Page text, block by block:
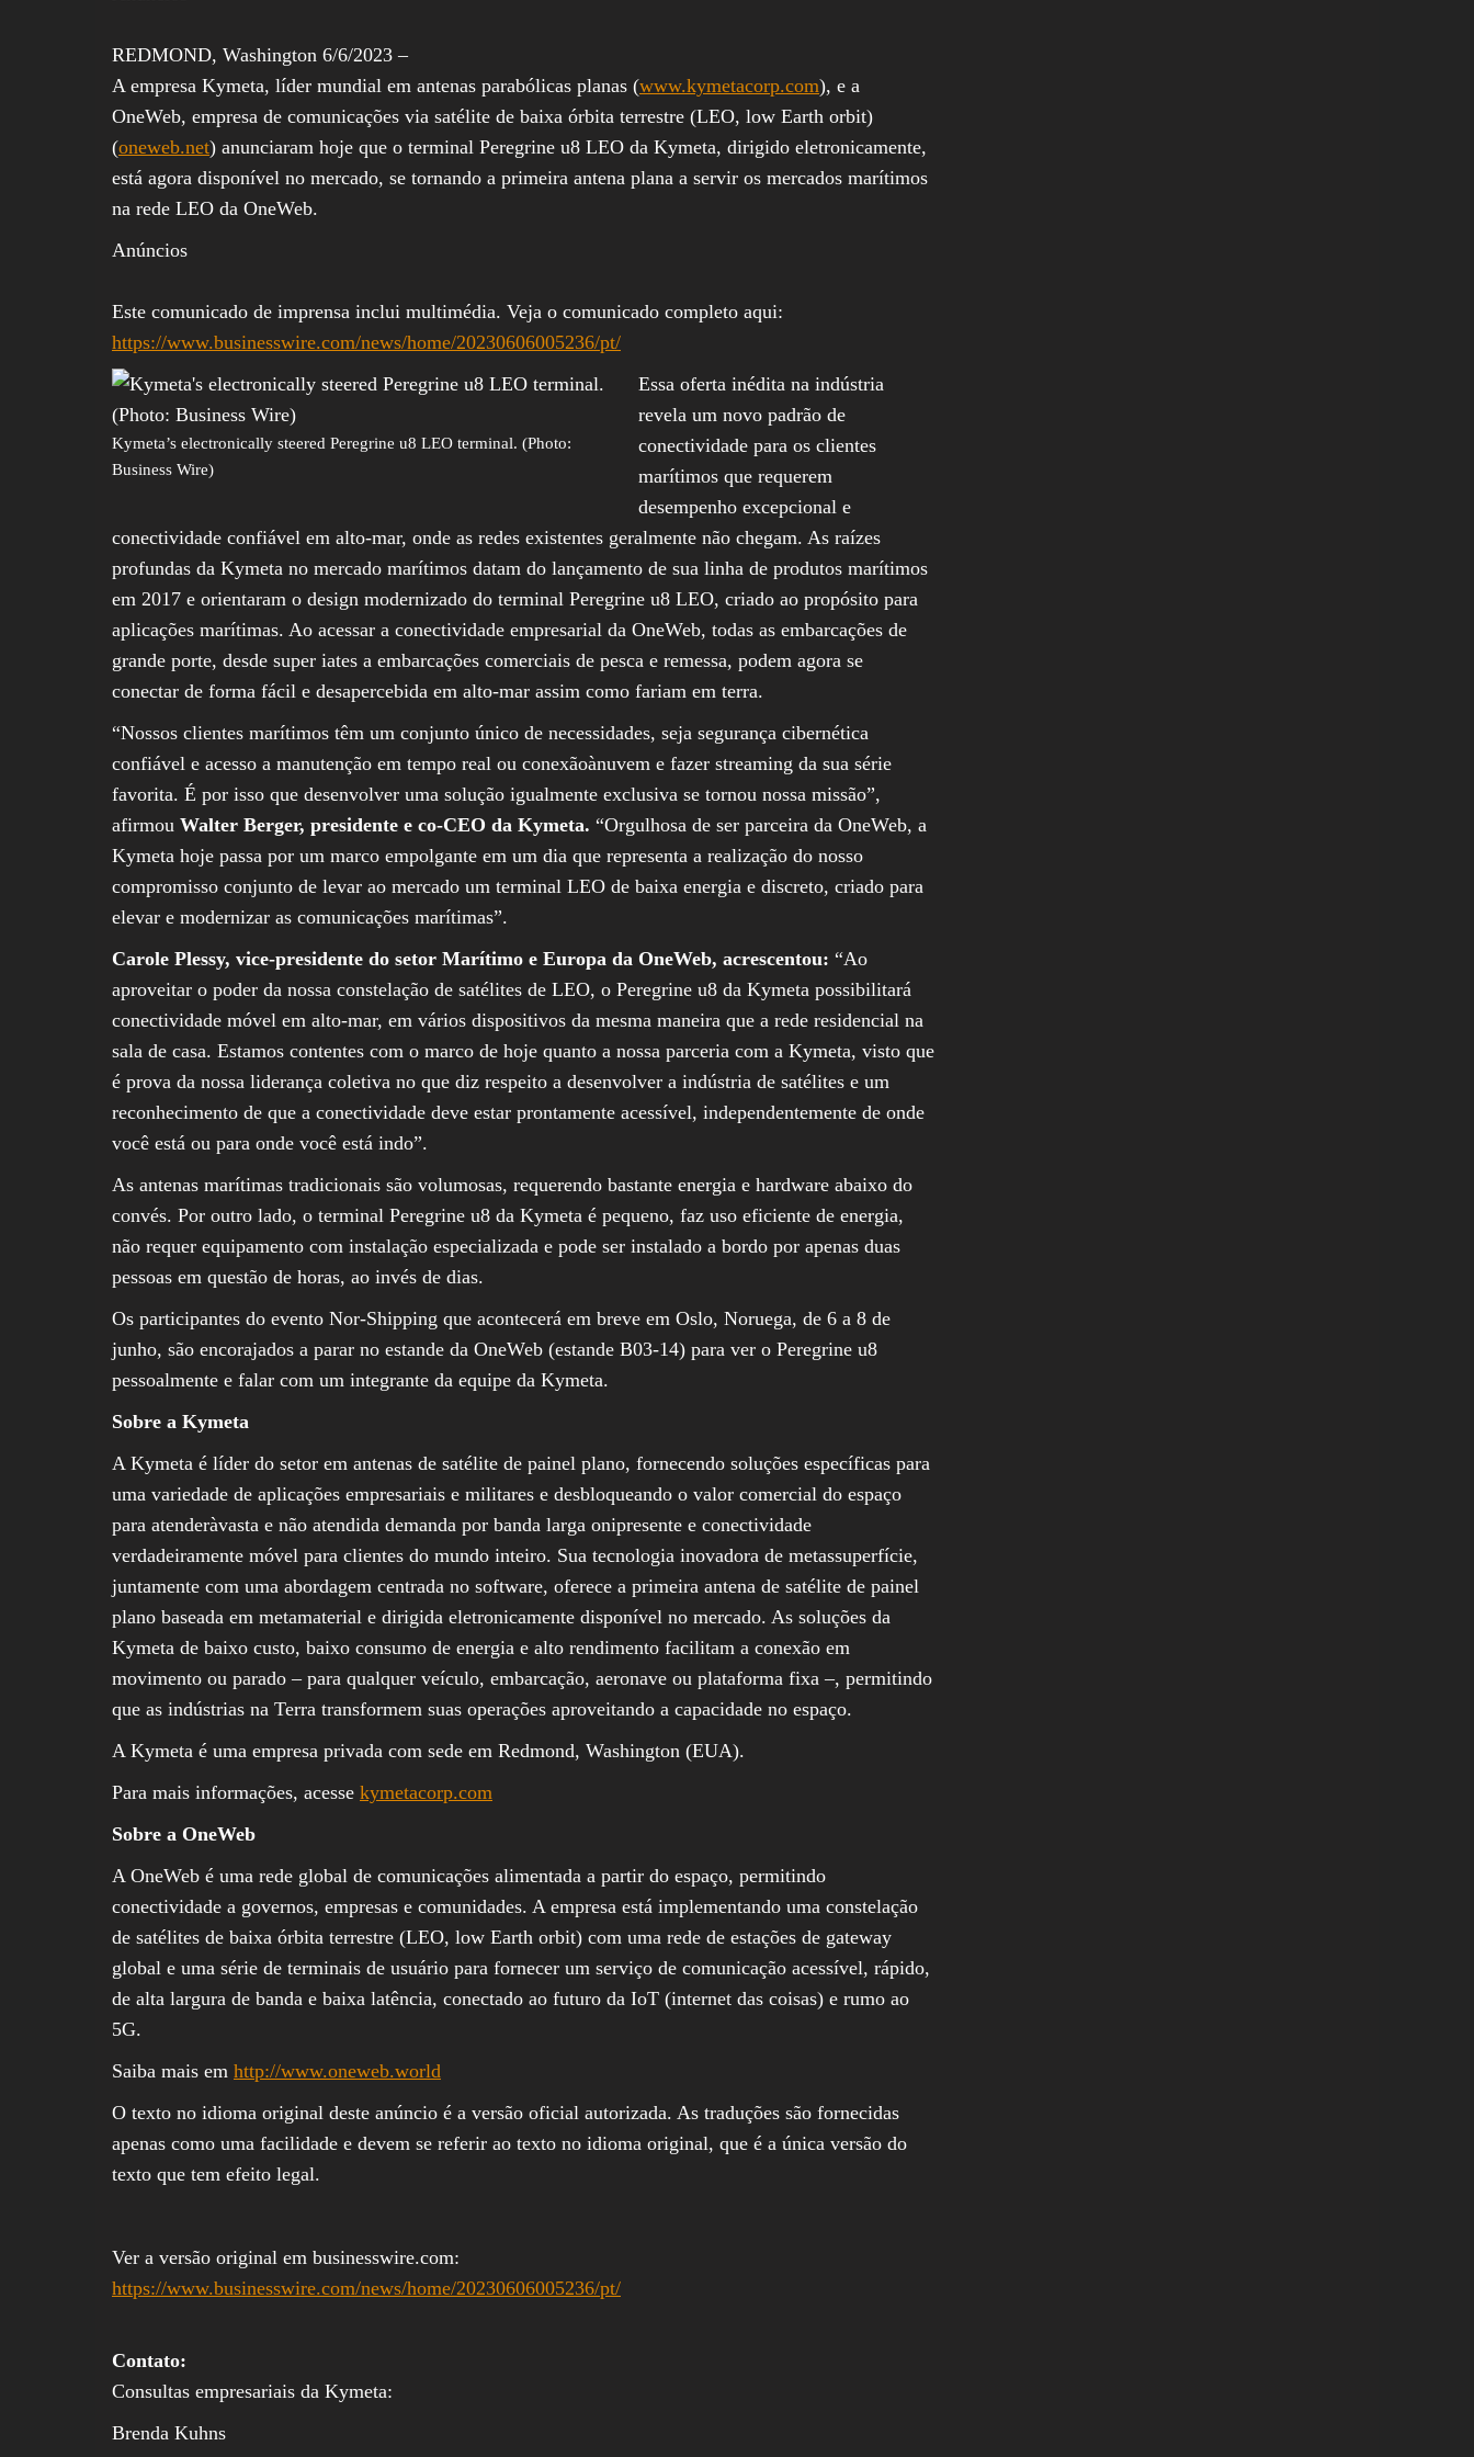
Brasília, Nordeste,
Norte, Centro-
Gastronomia,
Vinhos, Bebidas,
REDMOND, Washington 6/6/2023 –
A empresa Kymeta, líder mundial em antenas parabólicas planas (www.kymetacorp.com), e a
OneWeb, empresa de comunicações via satélite de baixa órbita terrestre (LEO, low Earth orbit)
(oneweb.net) anunciaram hoje que o terminal Peregrine u8 LEO da Kymeta, dirigido eletronicamente,
está agora disponível no mercado, se tornando a primeira antena plana a servir os mercados marítimos
na rede LEO da OneWeb.
Anúncios
Este comunicado de imprensa inclui multimédia. Veja o comunicado completo aqui:
https://www.businesswire.com/news/home/20230606005236/pt/
Kymeta’s electronically steered Peregrine u8 LEO terminal. (Photo:
Business Wire)
Essa oferta inédita na indústria
revela um novo padrão de
conectividade para os clientes
marítimos que requerem
desempenho excepcional e
conectividade confiável em alto-mar, onde as redes existentes geralmente não chegam. As raízes
profundas da Kymeta no mercado marítimos datam do lançamento de sua linha de produtos marítimos
em 2017 e orientaram o design modernizado do terminal Peregrine u8 LEO, criado ao propósito para
aplicações marítimas. Ao acessar a conectividade empresarial da OneWeb, todas as embarcações de
grande porte, desde super iates a embarcações comerciais de pesca e remessa, podem agora se
conectar de forma fácil e desapercebida em alto-mar assim como fariam em terra.
“Nossos clientes marítimos têm um conjunto único de necessidades, seja segurança cibernética
confiável e acesso a manutenção em tempo real ou conexãoànuvem e fazer streaming da sua série
favorita. É por isso que desenvolver uma solução igualmente exclusiva se tornou nossa missão”,
afirmou Walter Berger, presidente e co-CEO da Kymeta. “Orgulhosa de ser parceira da OneWeb, a
Kymeta hoje passa por um marco empolgante em um dia que representa a realização do nosso
compromisso conjunto de levar ao mercado um terminal LEO de baixa energia e discreto, criado para
elevar e modernizar as comunicações marítimas”.
Carole Plessy, vice-presidente do setor Marítimo e Europa da OneWeb, acrescentou: “Ao
aproveitar o poder da nossa constelação de satélites de LEO, o Peregrine u8 da Kymeta possibilitará
conectividade móvel em alto-mar, em vários dispositivos da mesma maneira que a rede residencial na
sala de casa. Estamos contentes com o marco de hoje quanto a nossa parceria com a Kymeta, visto que
é prova da nossa liderança coletiva no que diz respeito a desenvolver a indústria de satélites e um
reconhecimento de que a conectividade deve estar prontamente acessível, independentemente de onde
você está ou para onde você está indo”.
As antenas marítimas tradicionais são volumosas, requerendo bastante energia e hardware abaixo do
convés. Por outro lado, o terminal Peregrine u8 da Kymeta é pequeno, faz uso eficiente de energia,
não requer equipamento com instalação especializada e pode ser instalado a bordo por apenas duas
pessoas em questão de horas, ao invés de dias.
Os participantes do evento Nor-Shipping que acontecerá em breve em Oslo, Noruega, de 6 a 8 de
junho, são encorajados a parar no estande da OneWeb (estande B03-14) para ver o Peregrine u8
pessoalmente e falar com um integrante da equipe da Kymeta.
Sobre a Kymeta
A Kymeta é líder do setor em antenas de satélite de painel plano, fornecendo soluções específicas para
uma variedade de aplicações empresariais e militares e desbloqueando o valor comercial do espaço
para atenderàvasta e não atendida demanda por banda larga onipresente e conectividade
verdadeiramente móvel para clientes do mundo inteiro. Sua tecnologia inovadora de metassuperfície,
juntamente com uma abordagem centrada no software, oferece a primeira antena de satélite de painel
plano baseada em metamaterial e dirigida eletronicamente disponível no mercado. As soluções da
Kymeta de baixo custo, baixo consumo de energia e alto rendimento facilitam a conexão em
movimento ou parado – para qualquer veículo, embarcação, aeronave ou plataforma fixa –, permitindo
que as indústrias na Terra transformem suas operações aproveitando a capacidade no espaço.
A Kymeta é uma empresa privada com sede em Redmond, Washington (EUA).
Para mais informações, acesse kymetacorp.com
Sobre a OneWeb
A OneWeb é uma rede global de comunicações alimentada a partir do espaço, permitindo
conectividade a governos, empresas e comunidades. A empresa está implementando uma constelação
de satélites de baixa órbita terrestre (LEO, low Earth orbit) com uma rede de estações de gateway
global e uma série de terminais de usuário para fornecer um serviço de comunicação acessível, rápido,
de alta largura de banda e baixa latência, conectado ao futuro da IoT (internet das coisas) e rumo ao
5G.
Saiba mais em http://www.oneweb.world
O texto no idioma original deste anúncio é a versão oficial autorizada. As traduções são fornecidas
apenas como uma facilidade e devem se referir ao texto no idioma original, que é a única versão do
texto que tem efeito legal.
Ver a versão original em businesswire.com:
https://www.businesswire.com/news/home/20230606005236/pt/
Contato:
Consultas empresariais da Kymeta:
Brenda Kuhns